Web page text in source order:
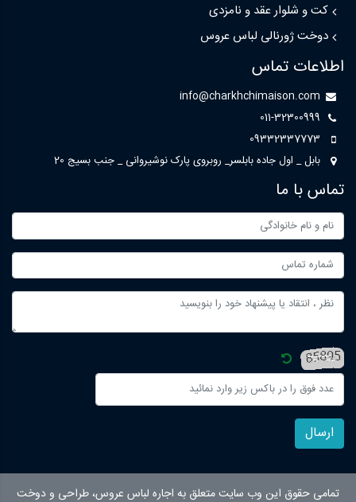
کت و شلوار عقد و نامزدی
دوخت ژورنالی لباس عروس
اطلاعات تماس
info@charkhchimaison.com
011-32300999
09332337773
بابل _ اول جاده بابلسر_ روبروی پارک نوشیروانی _ جنب بسیج 20
تماس با ما
ارسال
تمامی حقوق این وب سایت متعلق به اجاره لباس عروس، طراحی و دوخت